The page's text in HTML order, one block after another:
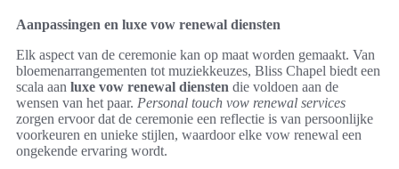
Aanpassingen en luxe vow renewal diensten
Elk aspect van de ceremonie kan op maat worden gemaakt. Van
bloemenarrangementen tot muziekkeuzes, Bliss Chapel biedt een
scala aan luxe vow renewal diensten die voldoen aan de
wensen van het paar. Personal touch vow renewal services
zorgen ervoor dat de ceremonie een reflectie is van persoonlijke
voorkeuren en unieke stijlen, waardoor elke vow renewal een
ongekende ervaring wordt.